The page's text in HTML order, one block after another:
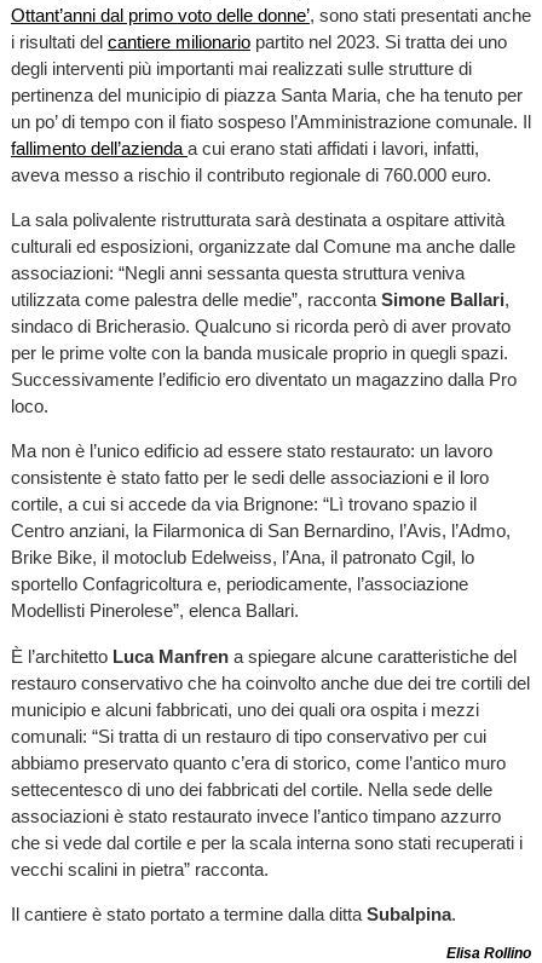
Ottant’anni dal primo voto delle donne’, sono stati presentati anche
i risultati del cantiere milionariopartito nel 2023. Si tratta dei uno
degli interventi più importanti mai realizzati sulle strutture di
pertinenza del municipio di piazza Santa Maria, che ha tenuto per
un po’ di tempo con il fiato sospeso l’Amministrazione comunale. Il
fallimento dell’azienda a cui erano stati affidati i lavori, infatti,
aveva messo a rischio il contributo regionale di 760.000 euro.
La sala polivalente ristrutturata sarà destinata a ospitare attività
culturali ed esposizioni, organizzate dal Comune ma anche dalle
associazioni: “Negli anni sessanta questa struttura veniva
utilizzata come palestra delle medie”, racconta Simone Ballari,
sindaco di Bricherasio. Qualcuno si ricorda però di aver provato
per le prime volte con la banda musicale proprio in quegli spazi.
Successivamente l’edificio ero diventato un magazzino dalla Pro
loco.
Ma non è l’unico edificio ad essere stato restaurato: un lavoro
consistente è stato fatto per le sedi delle associazioni e il loro
cortile, a cui si accede da via Brignone: “Lì trovano spazio il
Centro anziani, la Filarmonica di San Bernardino, l’Avis, l’Admo,
Brike Bike, il motoclub Edelweiss, l’Ana, il patronato Cgil, lo
sportello Confagricoltura e, periodicamente, l’associazione
Modellisti Pinerolese”, elenca Ballari.
È l’architetto Luca Manfrena spiegare alcune caratteristiche del
restauro conservativo che ha coinvolto anche due dei tre cortili del
municipio e alcuni fabbricati, uno dei quali ora ospita i mezzi
comunali: “Si tratta di un restauro di tipo conservativo per cui
abbiamo preservato quanto c’era di storico, come l’antico muro
settecentesco di uno dei fabbricati del cortile. Nella sede delle
associazioni è stato restaurato invece l’antico timpano azzurro
che si vede dal cortile e per la scala interna sono stati recuperati i
vecchi scalini in pietra” racconta.
Il cantiere è stato portato a termine dalla ditta Subalpina.
Elisa Rollino